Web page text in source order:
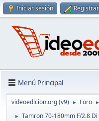
Iniciar sesión
Menú Principal
videoedicion.org (v9) ► Foro ►
► Tamron 70-180mm F/2.8